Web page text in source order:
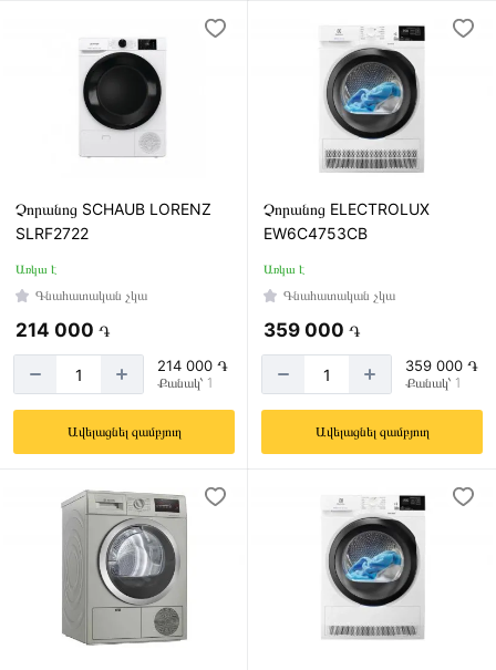
Չորանոց SCHAUB LORENZ
SLRF2722
Առկա է
Գնահատական չկա
214 000 ֏
214 000 ֏
Քանակ՝ 1
Ավելացնել զամբյուղ
Չորանոց ELECTROLUX
EW6C4753CB
Առկա է
Գնահատական չկա
359 000 ֏
359 000 ֏
Քանակ՝ 1
Ավելացնել զամբյուղ